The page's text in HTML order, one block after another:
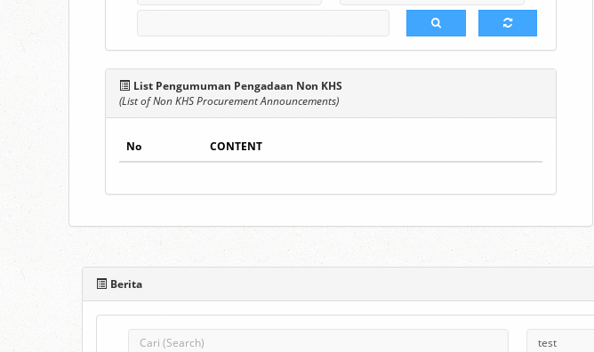
List Pengumuman Pengadaan Non KHS
(List of Non KHS Procurement Announcements)
No CONTENT
Berita